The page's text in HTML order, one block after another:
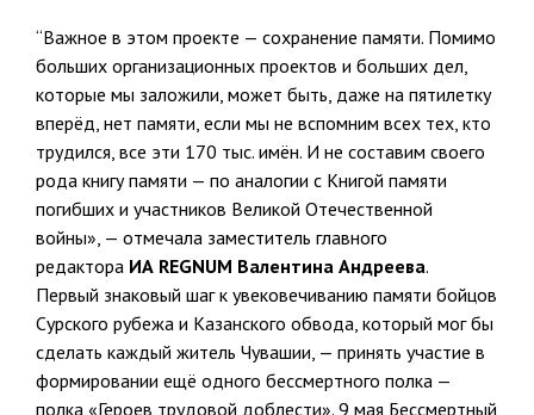
“Важное в этом проекте — сохранение памяти. Помимо
больших организационных проектов и больших дел,
которые мы заложили, может быть, даже на пятилетку
вперёд, нет памяти, если мы не вспомним всех тех, кто
трудился, все эти 170 тыс. имён. И не составим своего
рода книгу памяти — по аналогии с Книгой памяти
погибших и участников Великой Отечественной
войны», — отмечала заместитель главного
редактора ИА REGNUM Валентина Андреева.
Первый знаковый шаг к увековечиванию памяти бойцов
Сурского рубежа и Казанского обвода, который мог бы
сделать каждый житель Чувашии, — принять участие в
формировании ещё одного бессмертного полка —
полка «Героев трудовой доблести». 9 мая Бессмертный